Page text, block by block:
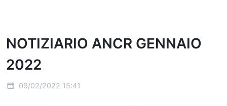
NOTIZIARIO ANCR GENNAIO
2022
09/02/2022 15:41